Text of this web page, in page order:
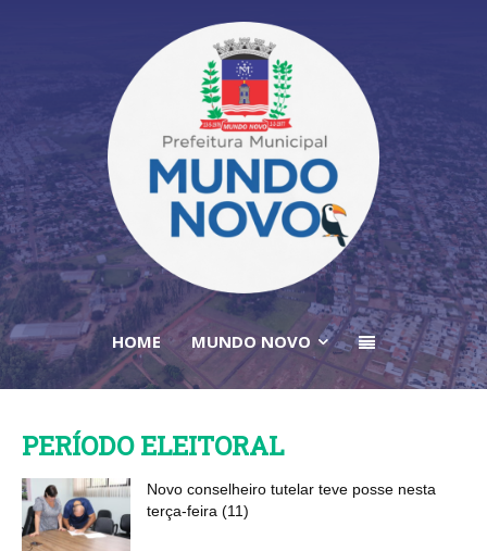
HOME MUNDO NOVO
PERÍODO ELEITORAL
Novo conselheiro tutelar teve posse nesta
terça-feira (11)